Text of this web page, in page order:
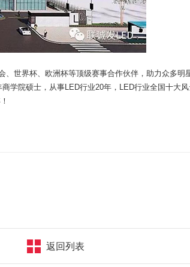
世界杯、欧洲杯等顶级赛事合作伙伴，助力众多明
学院硕士，从事LED行业20年，LED行业全国十大
返回列表